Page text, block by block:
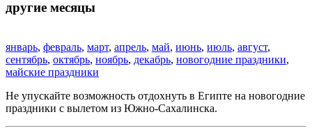
другие месяцы
январь, февраль, март, апрель, май, июнь, июль, август,
сентябрь, октябрь, ноябрь, декабрь, новогодние праздники,
майские праздники
Не упускайте возможность отдохнуть в Египте на новогодние
праздники с вылетом из Южно-Сахалинска.